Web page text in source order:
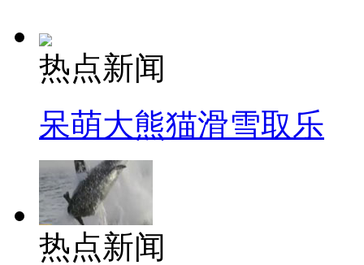
热点新闻
呆萌大熊猫滑雪取乐
热点新闻